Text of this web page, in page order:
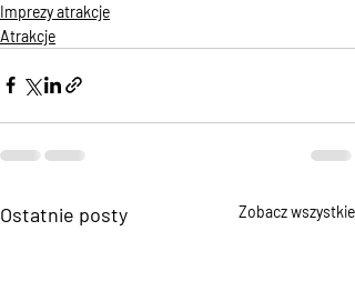
Imprezy atrakcje
Atrakcje
Ostatnie posty Zobacz wszystkie